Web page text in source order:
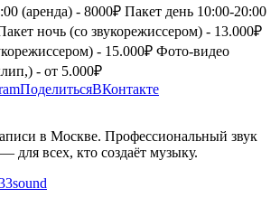
(аренда) - 8000₽ Пакет день 10:00-20:00
ночь (со звукорежиссером) - 13.000₽
- 15.000₽ Фото-видео
- от 5.000₽
ПоделитьсяВКонтакте
в Москве. Профессиональный звук
для всех, кто создаёт музыку.